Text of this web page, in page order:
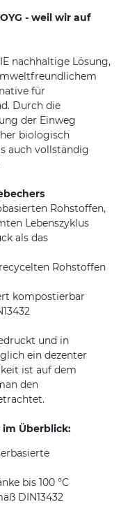
- weil wir auf
nachhaltige Lösung,
für
Durch die
der Einweg
biologisch
auch vollständig
Rohstoffen,
Lebenszyklus
als das
Rohstoffen
kompostierbar
und in
ein dezenter
ist auf dem
den
im Überblick:
bis 100 °C
DIN13432